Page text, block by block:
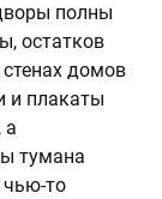
полны
остатков
домов
и плакаты
а
тумана
чью-то